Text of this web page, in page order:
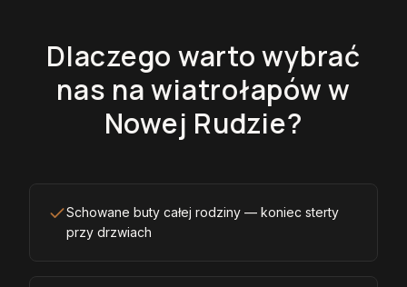
Dlaczego warto wybrać
nas na wiatrołapów w
Nowej Rudzie?
Schowane buty całej rodziny — koniec sterty
przy drzwiach